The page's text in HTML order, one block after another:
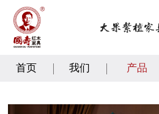
首页 我们 产品